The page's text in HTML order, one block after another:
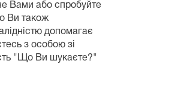
Вами або спробуйте
Ви також
допомагає
з особою зі
"Що Ви шукаєте?"